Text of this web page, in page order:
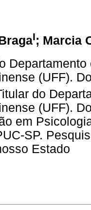
I; Marcia
(UFF).
do
(UFF).
em
SP.
Estado